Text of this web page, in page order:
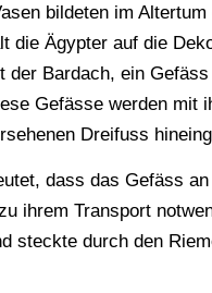
bildeten im
die Ägypter auf die
Bardach, ein
Gefässe werden mit
Dreifuss
dass das Gefäss
ihrem Transport
steckte durch den